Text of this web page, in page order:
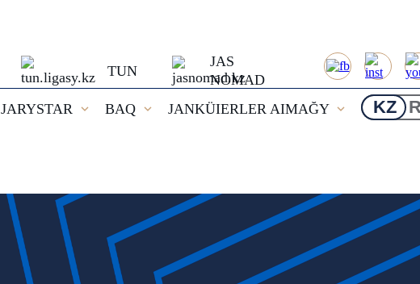
TUN
JAS
NOMAD
JARYSTAR BAQ JANKÜIERLER AIMAĞY KZ